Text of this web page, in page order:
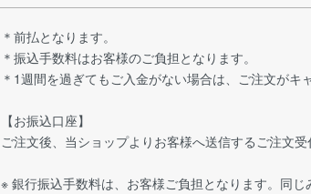
＊前払となります。
＊振込手数料はお客様のご負担となります。
＊1週間を過ぎてもご入金がない場合は、ご注文がキ
【お振込口座】
ご注文後、当ショップよりお客様へ送信するご注文受
※ 銀行振込手数料は、お客様ご負担となります。同